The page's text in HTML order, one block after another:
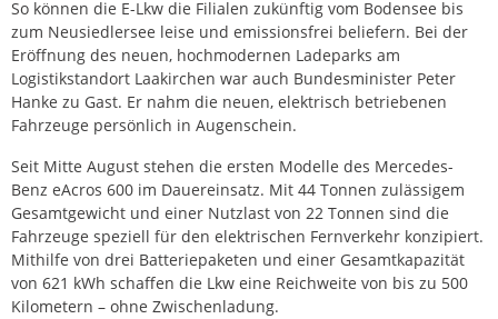
So können die E-Lkw die Filialen zukünftig vom Bodensee bis
zum Neusiedlersee leise und emissionsfrei beliefern. Bei der
Eröffnung des neuen, hochmodernen Ladeparks am
Logistikstandort Laakirchen war auch Bundesminister Peter
Hanke zu Gast. Er nahm die neuen, elektrisch betriebenen
Fahrzeuge persönlich in Augenschein.
Seit Mitte August stehen die ersten Modelle des Mercedes-
Benz eAcros 600 im Dauereinsatz. Mit 44 Tonnen zulässigem
Gesamtgewicht und einer Nutzlast von 22 Tonnen sind die
Fahrzeuge speziell für den elektrischen Fernverkehr konzipiert.
Mithilfe von drei Batteriepaketen und einer Gesamtkapazität
von 621 kWh schaffen die Lkw eine Reichweite von bis zu 500
Kilometern – ohne Zwischenladung.